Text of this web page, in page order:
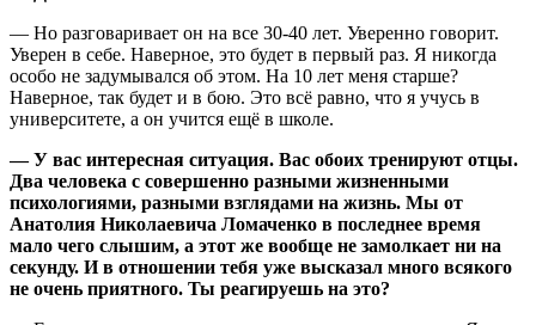
— Но разговаривает он на все 30-40 лет. Уверенно говорит.
Уверен в себе. Наверное, это будет в первый раз. Я никогда
особо не задумывался об этом. На 10 лет меня старше?
Наверное, так будет и в бою. Это всё равно, что я учусь в
университете, а он учится ещё в школе.
— У вас интересная ситуация. Вас обоих тренируют отцы.
Два человека с совершенно разными жизненными
психологиями, разными взглядами на жизнь. Мы от
Анатолия Николаевича Ломаченко в последнее время
мало чего слышим, а этот же вообще не замолкает ни на
секунду. И в отношении тебя уже высказал много всякого
не очень приятного. Ты реагируешь на это?